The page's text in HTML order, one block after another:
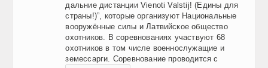
дальние дистанции Vienoti Valstij! (Едины для
страны!)”, которые организуют Национальные
вооружённые силы и Латвийское общество
охотников. В соревнованиях участвуют 68
охотников в том числе военнослужащие и
земессарги. Соревнование проводится с